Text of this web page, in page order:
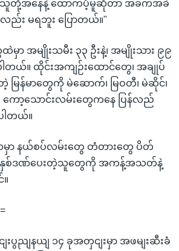
သူတို့အနေနဲ့ ထောက်ပံ့မူဆိုတာ အခက်အခဲ
း မရဘူး ပြောတယ်။"
မှာ အမျိုးသမီး ၃၃ ဦးနဲ့၊ အမျိုးသား ၉၉
တယ်။ ထိုင်းအကျဉ်းထောင်တွေ၊ အချုပ်
န်မာတွေကို မဲဆောက်၊ မြဝတီ၊ မဲဆိုင်၊
၊ ကော့သောင်းလမ်းတွေကနေ ပြန်လည်
ါတယ်။
ာ နယ်စပ်လမ်းတွေ တံတားတွေ ပိတ်
စ်ဒဏ်ပေးတဲ့သူတွေကို အကန့်အသတ်နဲ့
ျးပွညျနယျ ၁၄ ခုအတှငျးမှာ အဖမျးဆီးခံ